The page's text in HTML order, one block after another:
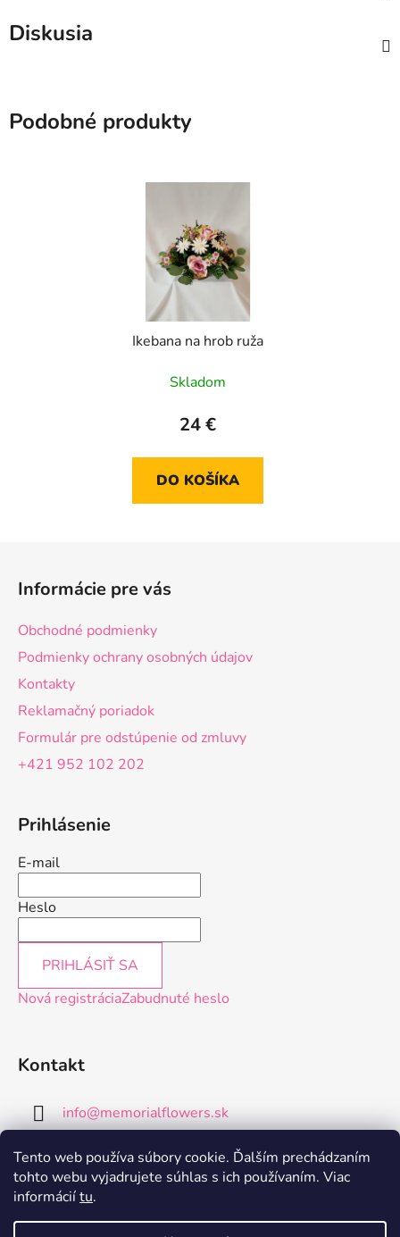
Tento web používa súbory cookie. Ďalším prechádzaním
tohto webu vyjadrujete súhlas s ich používaním. Viac
informáciítu.
Diskusia
Podobné produkty
Ikebana na hrob ruža
Skladom
24 €
DO KOŠÍKA
Informácie pre vás
Obchodné podmienky
Podmienky ochrany osobných údajov
Kontakty
Reklamačný poriadok
Formulár pre odstúpenie od zmluvy
+421 952 102 202
Prihlásenie
E-mail
Heslo
PRIHLÁSIŤ SA
Nová registráciaZabudnuté heslo
Kontakt
info@memorialflowers.sk
+421 952 102 202